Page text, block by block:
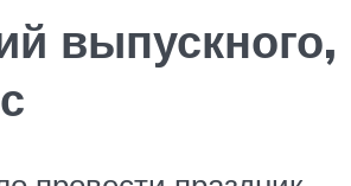
выпускного,